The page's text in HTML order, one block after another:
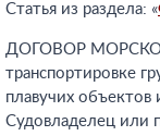
Статья из раздела: «
ДОГОВОР
транспортировке
плавучих объектов
Судовладелец или